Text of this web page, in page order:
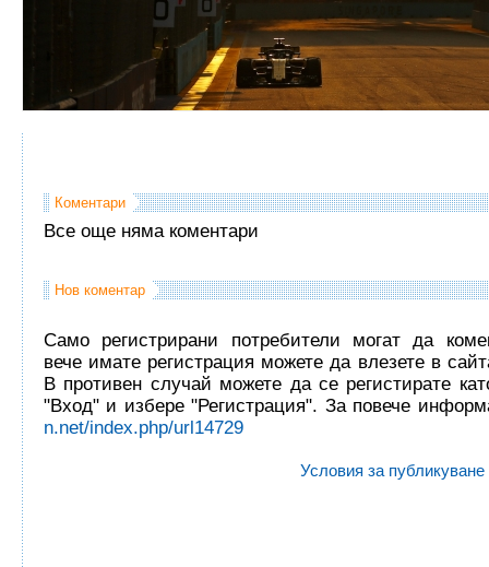
Коментари
Все още няма коментари
Нов коментар
Само регистрирани потребители могат да
вече имате регистрация можете да влезете в
В противен случай можете да се регистирате
"Вход" и избере "Регистрация". За повече
n.net/index.php/url14729
Условия за